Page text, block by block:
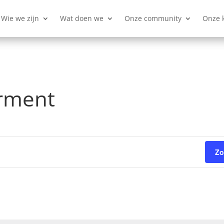
Wie we zijn Wat doen we Onze community Onze